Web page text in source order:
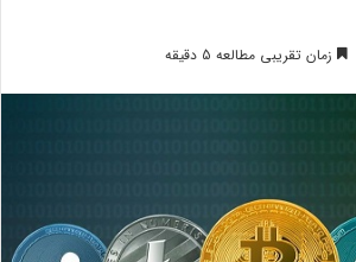
زمان تقریبی مطالعه 5 دقیقه